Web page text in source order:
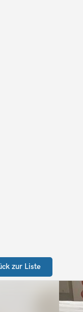
zur Liste